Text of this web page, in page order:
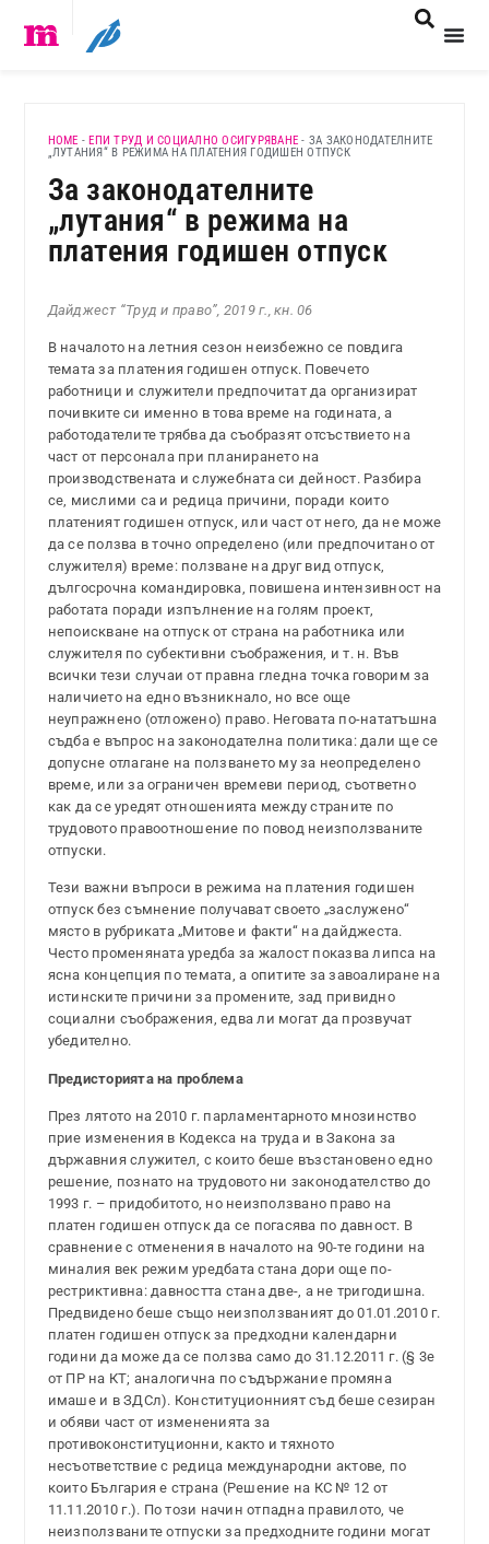
HOME - ЕПИ ТРУД И СОЦИАЛНО ОСИГУРЯВАНЕ - ЗА ЗАКОНОДАТЕЛНИТЕ
„ЛУТАНИЯ“ В РЕЖИМА НА ПЛАТЕНИЯ ГОДИШЕН ОТПУСК
За законодателните
„лутания“ в режима на
платения годишен отпуск
Дайджест “Труд и право”, 2019 г., кн. 06
В началото на летния сезон неизбежно се повдига
темата за платения годишен отпуск. Повечето
работници и служители предпочитат да организират
почивките си именно в това време на годината, а
работодателите трябва да съобразят отсъствието на
част от персонала при планирането на
производствената и служебната си дейност. Разбира
се, мислими са и редица причини, поради които
платеният годишен отпуск, или част от него, да не може
да се ползва в точно определено (или предпочитано от
служителя) време: ползване на друг вид отпуск,
дългосрочна командировка, повишена интензивност на
работата поради изпълнение на голям проект,
непоискване на отпуск от страна на работника или
служителя по субективни съображения, и т. н. Във
всички тези случаи от правна гледна точка говорим за
наличието на едно възникнало, но все още
неупражнено (отложено) право. Неговата по-нататъшна
съдба е въпрос на законодателна политика: дали ще се
допусне отлагане на ползването му за неопределено
време, или за ограничен времеви период, съответно
как да се уредят отношенията между страните по
трудовото правоотношение по повод неизползваните
отпуски.
Тези важни въпроси в режима на платения годишен
отпуск без съмнение получават своето „заслужено“
място в рубриката „Митове и факти“ на дайджеста.
Често променяната уредба за жалост показва липса на
ясна концепция по темата, а опитите за завоалиране на
истинските причини за промените, зад привидно
социални съображения, едва ли могат да прозвучат
убедително.
Предисторията на проблема
През лятото на 2010 г. парламентарното мнозинство
прие изменения в Кодекса на труда и в Закона за
държавния служител, с които беше възстановено едно
решение, познато на трудовото ни законодателство до
1993 г. – придобитото, но неизползвано право на
платен годишен отпуск да се погасява по давност. В
сравнение с отменения в началото на 90-те години на
миналия век режим уредбата стана дори още по-
рестриктивна: давността стана две-, а не тригодишна.
Предвидено беше също неизползваният до 01.01.2010 г.
платен годишен отпуск за предходни календарни
години да може да се ползва само до 31.12.2011 г. (§ 3е
от ПР на КТ; аналогична по съдържание промяна
имаше и в ЗДСл). Конституционният съд беше сезиран
и обяви част от измененията за
противоконституционни, както и тяхното
несъответствие с редица международни актове, по
които България е страна (Решение на КС № 12 от
11.11.2010 г.). По този начин отпадна правилото, че
неизползваните отпуски за предходните години могат